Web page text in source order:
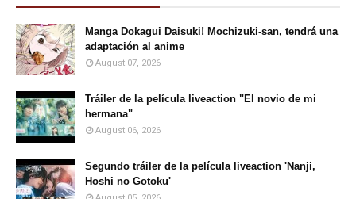
Manga Dokagui Daisuki! Mochizuki-san, tendrá una
adaptación al anime
August 07, 2026
Tráiler de la película liveaction "El novio de mi
hermana"
August 06, 2026
Segundo tráiler de la película liveaction 'Nanji,
Hoshi no Gotoku'